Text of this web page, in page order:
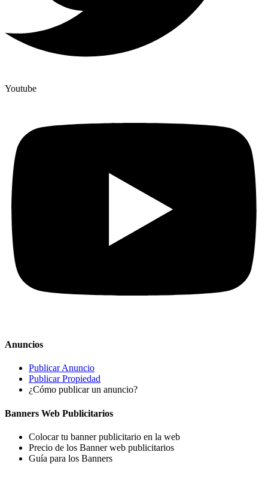
Youtube
Anuncios
Publicar Anuncio
Publicar Propiedad
¿Cómo publicar un anuncio?
Banners Web Publicitarios
Colocar tu banner publicitario en la web
Precio de los Banner web publicitarios
Guía para los Banners